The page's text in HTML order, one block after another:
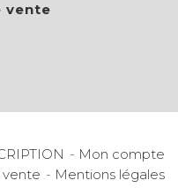
vente
Mon compte
vente
Mentions légales